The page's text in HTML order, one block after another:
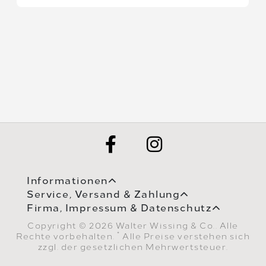
Informationen
Service, Versand & Zahlung
Firma, Impressum & Datenschutz
Copyright © 2026 Walter Wissing & Co.. Alle
Rechte vorbehalten.
* Alle Preise verstehen sich
zzgl. der gesetzlichen Mehrwertsteuer.